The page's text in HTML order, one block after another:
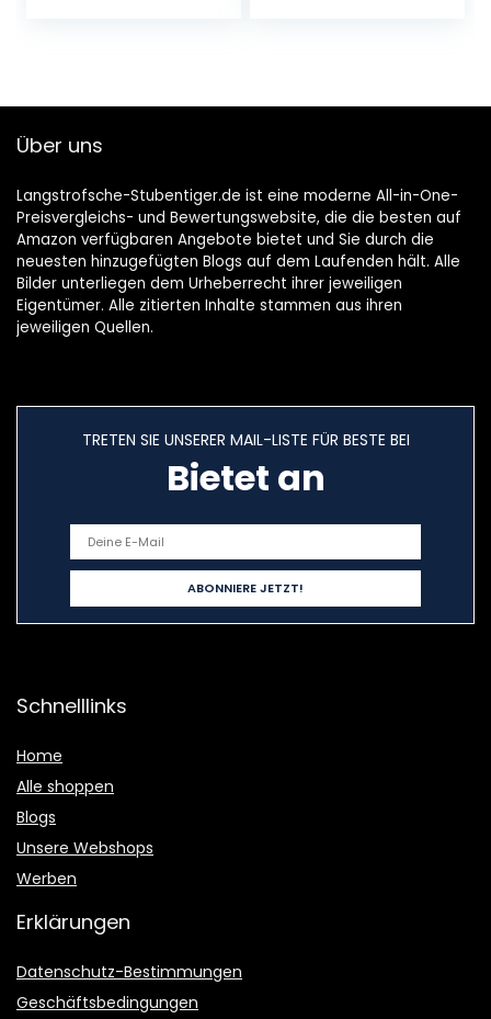
für Katze klein
Maximale
(54x32cm)
Über uns
Langstrofsche-Stubentiger.de ist eine moderne All-in-One-
Preisvergleichs- und Bewertungswebsite, die die besten auf
Amazon verfügbaren Angebote bietet und Sie durch die
neuesten hinzugefügten Blogs auf dem Laufenden hält. Alle
Bilder unterliegen dem Urheberrecht ihrer jeweiligen
Eigentümer. Alle zitierten Inhalte stammen aus ihren
jeweiligen Quellen.
TRETEN SIE UNSERER MAIL-LISTE FÜR BESTE BEI
Bietet an
Schnelllinks
Home
Alle shoppen
Blogs
Unsere Webshops
Werben
Erklärungen
Datenschutz-Bestimmungen
Geschäftsbedingungen